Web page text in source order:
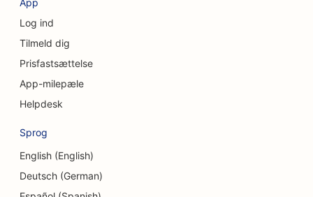
SEO for delikatesseforretninger
SEO for gældsrådgivningstjenester
SEO for valutavekslingstjenester
SEO for dansestudier
SEO for kraniofaciale kirurger
SEO for dermabrasionstjenester
SEO for daginstitutioner
App
Log ind
Tilmeld dig
Prisfastsættelse
App-milepæle
Helpdesk
Sprog
English (English)
Deutsch (German)